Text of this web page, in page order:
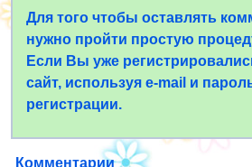
Для того чтобы оставлять
нужно пройти простую
Если Вы уже
сайт, используя e-mail и
регистрации.
Комментарии